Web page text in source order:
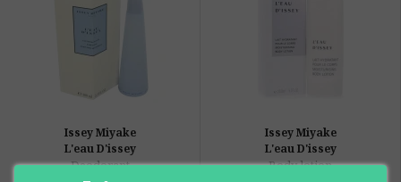
Issey Miyake
L'eau D'issey
Deodorant
Issey Miyake
L'eau D'issey
Body lotion